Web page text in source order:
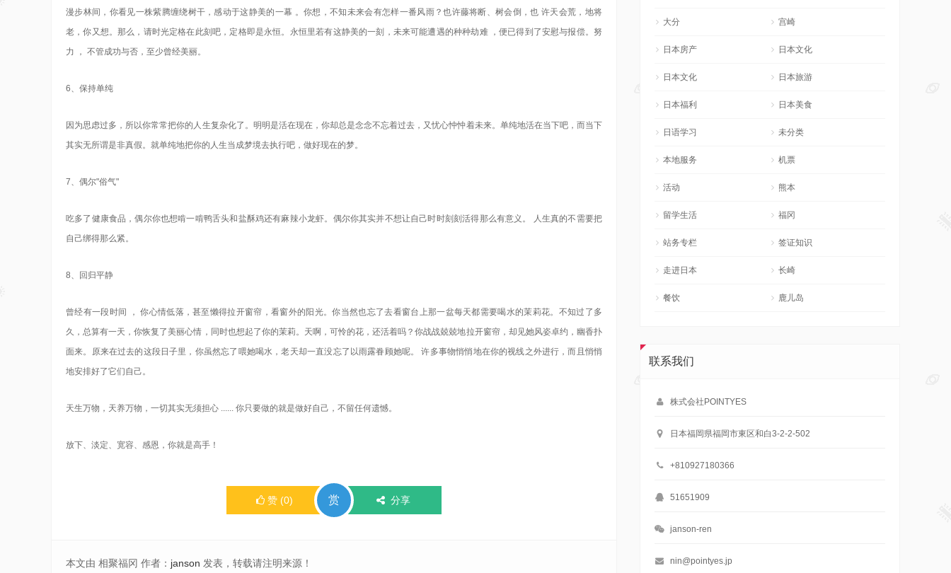
漫步林间，你看见一株紫腾缠绕树干，感动于这静美的一幕 。你想，不知未来会有怎样一番风雨？也许藤将断、树会倒，也 许天会荒，地将
老，你又想。那么，请时光定格在此刻吧，定格即是永恒。永恒里若有这静美的一刻，未来可能遭遇的种种劫难 ，便已得到了安慰与报偿。努
力 ， 不管成功与否，至少曾经美丽。
6、保持单纯
因为思虑过多，所以你常常把你的人生复杂化了。明明是活在现在，你却总是念念不忘着过去，又忧心忡忡着未来。单纯地活在当下吧，而当下
其实无所谓是非真假。就单纯地把你的人生当成梦境去执行吧，做好现在的梦。
7、偶尔"俗气"
吃多了健康食品，偶尔你也想啃一啃鸭舌头和盐酥鸡还有麻辣小龙虾。偶尔你其实并不想让自己时时刻刻活得那么有意义。 人生真的不需要把
自己绑得那么紧。
8、回归平静
曾经有一段时间 ， 你心情低落，甚至懒得拉开窗帘，看窗外的阳光。你当然也忘了去看窗台上那一盆每天都需要喝水的茉莉花。不知过了多
久，总算有一天，你恢复了美丽心情，同时也想起了你的茉莉。天啊，可怜的花，还活着吗？你战战兢兢地拉开窗帘，却见她风姿卓约，幽香扑
面来。原来在过去的这段日子里，你虽然忘了喂她喝水，老天却一直没忘了以雨露眷顾她呢。 许多事物悄悄地在你的视线之外进行，而且悄悄
地安排好了它们自己。
天生万物，天养万物，一切其实无须担心 ...... 你只要做的就是做好自己，不留任何遗憾。
放下、淡定、宽容、感恩，你就是高手！
赞 (0) 赏 分享
本文由 相聚福冈 作者： janson 发表，转载请注明来源！
大分 宫崎
日本房产 日本文化
日本文化 日本旅游
日本福利 日本美食
日语学习 未分类
本地服务 机票
活动 熊本
留学生活 福冈
站务专栏 签证知识
走进日本 长崎
餐饮 鹿儿岛
联系我们
株式会社POINTYES
日本福岡県福岡市東区和白3-2-2-502
+810927180366
51651909
janson-ren
nin@pointyes.jp